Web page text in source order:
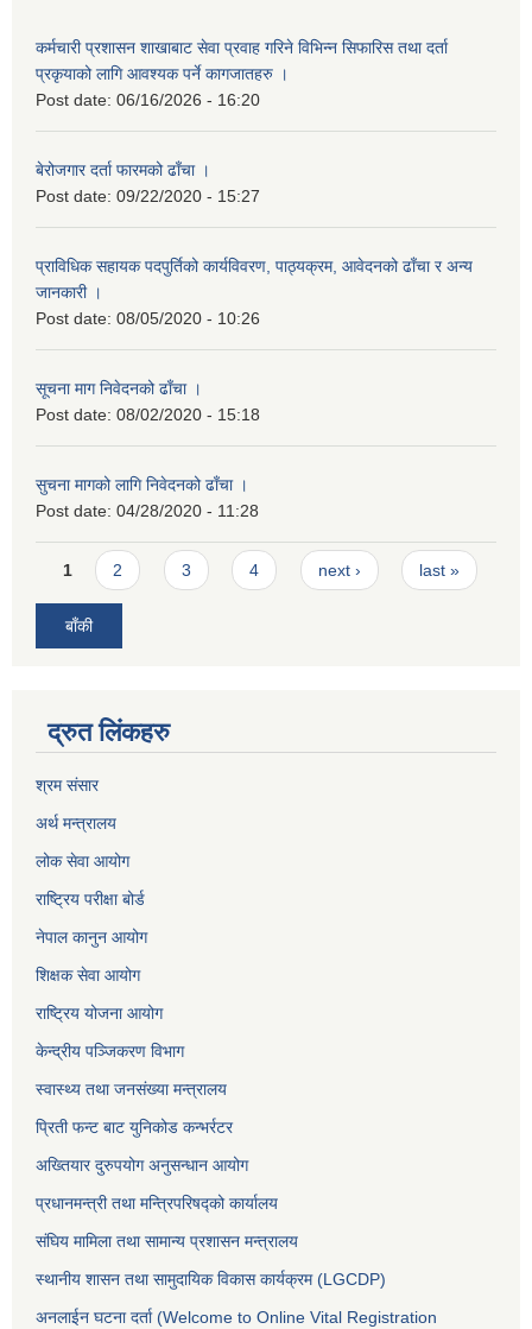
कर्मचारी प्रशासन शाखाबाट सेवा प्रवाह गरिने विभिन्न सिफारिस तथा दर्ता
प्रकृयाको लागि आवश्यक पर्ने कागजातहरु ।
Post date: 06/16/2026 - 16:20
बेरोजगार दर्ता फारमको ढाँचा ।
Post date: 09/22/2020 - 15:27
प्राविधिक सहायक पदपुर्तिको कार्यविवरण, पाठ्यक्रम, आवेदनको ढाँचा र अन्य
जानकारी ।
Post date: 08/05/2020 - 10:26
सूचना माग निवेदनको ढाँचा ।
Post date: 08/02/2020 - 15:18
सुचना मागको लागि निवेदनको ढाँचा ।
Post date: 04/28/2020 - 11:28
Pages
1 2 3 4 next › last »
बाँकी
द्रुत लिंकहरु
श्रम संसार
अर्थ मन्त्रालय
लोक सेवा आयोग
राष्ट्रिय परीक्षा बोर्ड
नेपाल कानुन आयोग
शिक्षक सेवा आयोग
राष्ट्रिय योजना आयोग
केन्द्रीय पञ्जिकरण विभाग
स्वास्थ्य तथा जनसंख्या मन्त्रालय
प्रिती फन्ट बाट युनिकोड कन्भर्रटर
अख्तियार दुरुपयोग अनुसन्धान आयोग
प्रधानमन्त्री तथा मन्त्रिपरिषद्को कार्यालय
संघिय मामिला तथा सामान्य प्रशासन मन्त्रालय
स्थानीय शासन तथा सामुदायिक विकास कार्यक्रम (LGCDP)
अनलाईन घटना दर्ता (Welcome to Online Vital Registration